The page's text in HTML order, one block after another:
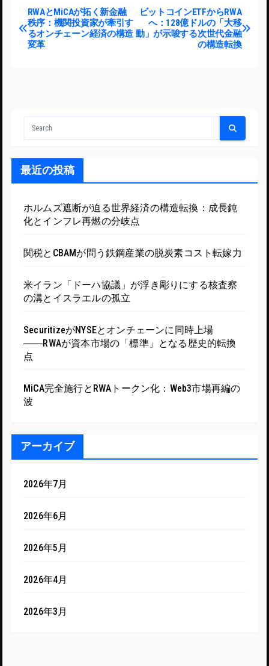
投稿ナビゲーション
ビットコインETFからRWA
へ：128億ドルの「大移
動」が示唆する次世代金融
の構造転換
RWAとMiCAが拓く新金融
秩序：機関投資家が牽引す
るオンチェーン経済の構造
変革
最近の投稿
ホルムズ遮断が迫る世界経済の構造転換：成長鈍
化とインフレ再燃の分岐点
関税とCBAMが問う鉄鋼産業の脱炭素コスト転嫁力
米イラン「ドーハ協議」が浮き彫りにする核査察
の溝とイスラエルの孤立
SecuritizeがNYSEとオンチェーンに同時上場
――RWAが資本市場の「標準」となる歴史的転換
点
MiCA完全施行とRWAトークン化：Web3市場再編の
波
アーカイブ
2026年7月
2026年6月
2026年5月
2026年4月
2026年3月